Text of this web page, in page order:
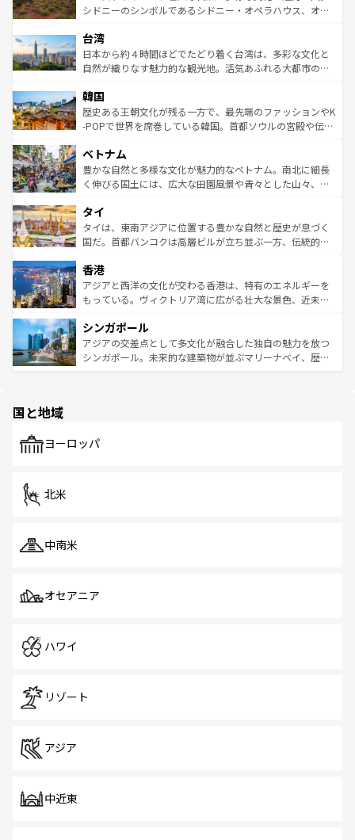
しみながら、その多様性と豊かな歴史を感じることができ
ならではの贅沢な旅のスタイルだ。 なお、新着のアメリカ
情報はコンテンツ一覧を参照してほしい。
おすすめ。エメラルドグリーンに輝く海をはじめ、豊かな
れるおもてなしの心で訪れる人々を迎えてくれるハワイの
人々、おいしいローカルフードやハワイアンミュージッ
ク、伝統的なフラダンスなど、すべてがハワイの魅力を彩
ワイを、存分に味わってほしい。 なお、新着のハワイ情報
はコンテンツ一覧を参照してほしい。
シドニーのシンボルであるシドニー・オペラハウス、オー
リアリーフや大陸中央部にそびえるウルル（エアーズロッ
ク）、タスマニアの美しい原生林やケアンズの熱帯雨林な
ど、見どころがたくさん。また、カフェやワイン、オージ
いる。アクティビティも充実しており、サーフィンやダイ
ビング、ハイキングなど、アウトドア好きにはたまらな
い。オーストラリアの多彩な魅力を存分に味わいつくそ
参照してほしい。
台湾
日本から約４時間ほどでたどり着く台湾は、多彩な文化と
自然が織りなす魅力的な観光地。活気あふれる大都市の台
ン）、静ひつな山岳地帯である台湾東部など、都市の喧騒
と山間の静けさが共存しており、訪れる人に新しい発見と
驚きをもたらしてくれる。また、奥深い台湾の食文化も魅
容にもいいと評判のスイーツなど、バラエティ豊かな料理
が味わえる。 なお、新着の台湾情報は コンテンツ一覧を参
照してほしい。
韓国
歴史ある王朝文化が残る一方で、最先端のファッションやK
-POPで世界を席巻している韓国。首都ソウルの宮殿や伝統
き、地方に足を延ばせば四季折々の自然美を楽しむことが
できる。そして、キムチや焼肉、絶品のストリートフード
まで、さまざまな韓国料理が待っている。夜には、韓国な
リティに包まれながら、韓国の多彩な魅力を心ゆくまで味
わってみてほしい。 なお、新着の韓国情報はコンテンツ一
覧を参照してほしい。
ベトナム
豊かな自然と多様な文化が魅力的なベトナム。南北に細長
く伸びる国土には、広大な田園風景や青々とした山々、世
急速な発展と共に伝統が息づく。ハノイの古い町並みやホ
ーチミン市のフランス統治時代の建物も、独特の雰囲気を
醸し出している。また、バラエティの豊かさとおいしさで
とつ。フォーやバインミー、ベトナムコーヒーなどは、ぜ
ひ現地で味わいたい。どの地域を訪れてもあたたかい人々
が旅行者を迎えてくれるので、きっと忘れられない旅にな
参照してほしい。
タイ
タイは、東南アジアに位置する豊かな自然と歴史が息づく
国だ。首都バンコクは高層ビルが立ち並ぶ一方、伝統的な
の活気が交差している。北部ではチェンマイなどの山岳地
帯で自然と触れ合い、南部ではプーケットやクラビの美し
いビーチでリゾート気分を楽しむことができる。タイ料理
激する。気候は一年中温暖で、どの季節にも異なる楽しみ
が待っている。親しみやすいタイの人々、仏教を中心とし
た文化、そして多様な観光資源が、訪れる旅人を魅了し続
香港
アジアと西洋の文化が交わる香港は、特有のエネルギーを
もっている。ヴィクトリア湾に広がる壮大な景色、近未来
み、どこを訪れても感動するはず。観光スポットが密集し
ており、効率よく見どころを回れるのも魅力。息をのむよ
うな絶景から文化的な体験まで、香港を存分に楽しみ尽く
シンガポール
アジアの交差点として多文化が融合した独自の魅力を放つ
シンガポール。未来的な建築物が並ぶマリーナベイ、歴史
で、ホーカーズは地元の風情を楽しめる外せないスポット
国と地域
ヨーロッパ
北米
中南米
オセアニア
ハワイ
リゾート
アジア
中近東